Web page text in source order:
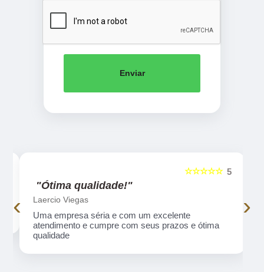
Enviar
5
☆☆☆☆☆
"Ótima qualidade!"
Laercio Viegas
Uma empresa séria e com um excelente
atendimento e cumpre com seus prazos e ótima
qualidade
‹ ›